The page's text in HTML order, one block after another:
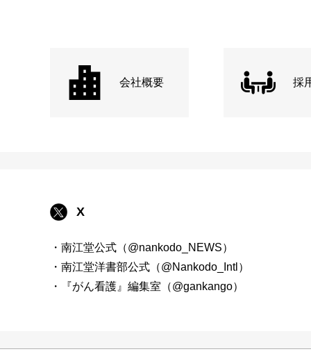
会社概要 採
X
・南江堂公式（@nankodo_NEWS）
・南江堂洋書部公式（@Nankodo_Intl）
・『がん看護』編集室（@gankango）